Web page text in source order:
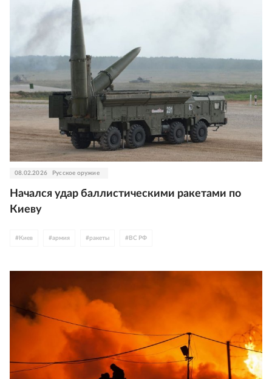
08.02.2026 Русское оружие
Начался удар баллистическими ракетами по
Киеву
# Киев #армия #ракеты # ВС РФ